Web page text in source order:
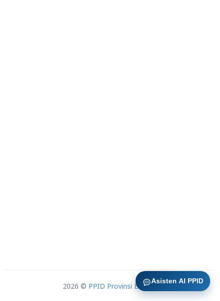
2026 © PPID Provinsi Banten
Asisten AI PPID